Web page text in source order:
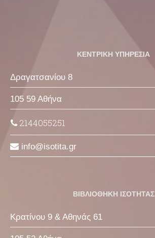
ΚΕΝΤΡΙΚΗ ΥΠΗΡΕΣΙΑ
Δραγατσανίου 8
105 59 Αθήνα
2144055251
info isotita gr
ΒΙΒΛΙΟΘΗΚΗ ΙΣΟΤΗΤΑΣ
Κρατίνου 9 & Αθηνάς 61